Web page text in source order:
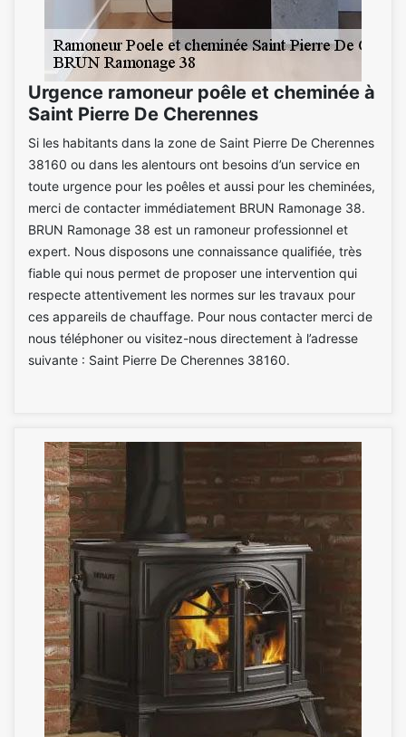
Urgence ramoneur poêle et cheminée à
Saint Pierre De Cherennes
Si les habitants dans la zone de Saint Pierre De Cherennes
38160 ou dans les alentours ont besoins d’un service en
toute urgence pour les poêles et aussi pour les cheminées,
merci de contacter immédiatement BRUN Ramonage 38.
BRUN Ramonage 38 est un ramoneur professionnel et
expert. Nous disposons une connaissance qualifiée, très
fiable qui nous permet de proposer une intervention qui
respecte attentivement les normes sur les travaux pour
ces appareils de chauffage. Pour nous contacter merci de
nous téléphoner ou visitez-nous directement à l’adresse
suivante : Saint Pierre De Cherennes 38160.